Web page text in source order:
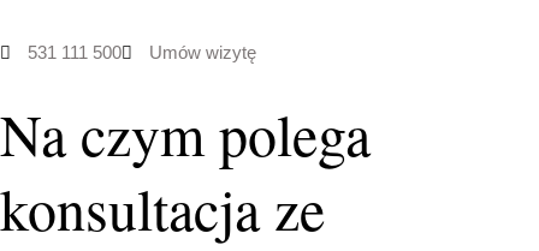
531 111 500 Umów wizytę
Na czym polega
konsultacja ze